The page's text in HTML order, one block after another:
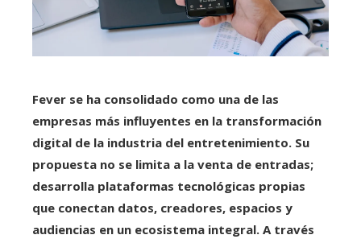
Fever se ha consolidado como una de las
empresas más influyentes en la transformación
digital de la industria del entretenimiento. Su
propuesta no se limita a la venta de entradas;
desarrolla plataformas tecnológicas propias
que conectan datos, creadores, espacios y
audiencias en un ecosistema integral. A través